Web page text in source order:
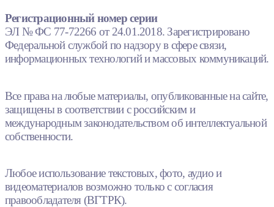
Регистрационный номер серии
ЭЛ № ФС 77-72266 от 24.01.2018. Зарегистрировано
Федеральной службой по надзору в сфере связи,
информационных технологий и массовых коммуникаций.
Все права на любые материалы, опубликованные на сайте,
защищены в соответствии с российским и
международным законодательством об интеллектуальной
собственности.
Любое использование текстовых, фото, аудио и
видеоматериалов возможно только с согласия
правообладателя (ВГТРК).